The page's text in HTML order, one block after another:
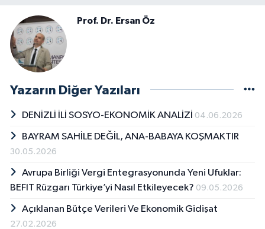
Prof. Dr. Ersan Öz
Yazarın Diğer Yazıları
DENİZLİ İLİ SOSYO-EKONOMİK ANALİZİ 04.06.2026
BAYRAM SAHİLE DEĞİL, ANA-BABAYA KOŞMAKTIR
30.05.2026
Avrupa Birliği Vergi Entegrasyonunda Yeni Ufuklar:
BEFIT Rüzgarı Türkiye’yi Nasıl Etkileyecek? 09.05.2026
Açıklanan Bütçe Verileri Ve Ekonomik Gidişat
27.02.2026